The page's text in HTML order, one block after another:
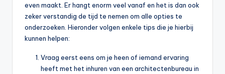
even maakt. Er hangt enorm veel vanaf en het is dan ook
zeker verstandig de tijd te nemen om alle opties te
onderzoeken. Hieronder volgen enkele tips die je hierbij
kunnen helpen:
Vraag eerst eens om je heen of iemand ervaring
heeft met het inhuren van een architectenbureau in